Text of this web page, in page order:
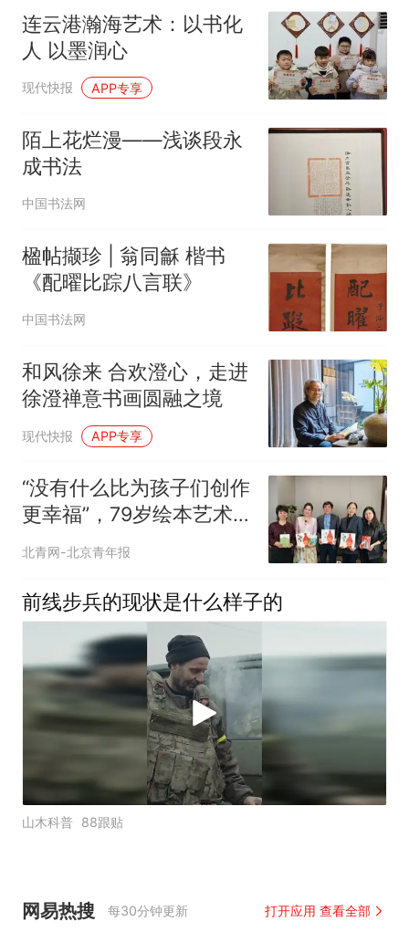
连云港瀚海艺术：以书化
人 以墨润心
现代快报 APP专享
陌上花烂漫——浅谈段永
成书法
中国书法网
楹帖撷珍 | 翁同龢 楷书
《配曜比踪八言联》
中国书法网
和风徐来 合欢澄心，走进
徐澄禅意书画圆融之境
现代快报 APP专享
“没有什么比为孩子们创作
更幸福”，79岁绘本艺术
家蔡皋获国际安徒生奖
北青网-北京青年报
前线步兵的现状是什么样子的
山木科普 88跟贴
网易热搜 每30分钟更新 打开应用 查看全部